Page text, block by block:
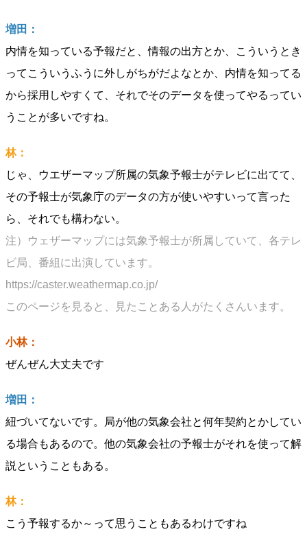
増田：
内情を知っている予報だと、情報の出方とか、こういうとき
ってこういうふうに外しがちがだよなとか、内情を知ってる
から採用しやすくて、それでそのデータを使ってやるってい
うことが多いですね。
林：
じゃ、ウエザーマップ所属の気象予報士がテレビに出てて、
その予報士が気象庁のデータの方が使いやすいって言った
ら、それでも構わない。
注）ウェザーマップには気象予報士が所属していて、各テレ
ビ局、番組に出演しています。
https://caster.weathermap.co.jp/
このページを見ると、見たことある人がたくさんいます。
小林：
ぜんぜん大丈夫です
増田：
紐づいてないです。局が他の気象会社と何年契約とかしてい
る場合もあるので。他の気象会社の予報士がそれを使って解
説ということもある。
林：
こう予報するか～って思うこともあるわけですね